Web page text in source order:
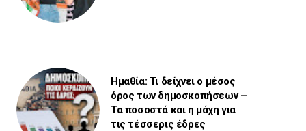
Ημαθία: Τι δείχνει ο μέσος
όρος των δημοσκοπήσεων –
Τα ποσοστά και η μάχη για
τις τέσσερις έδρες